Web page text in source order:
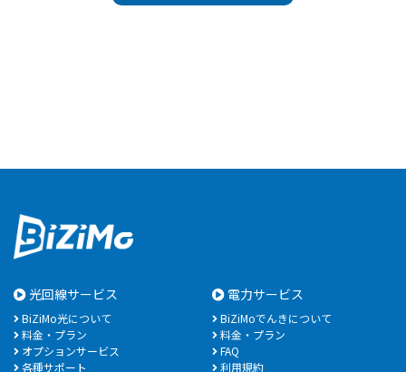
光回線サービス
BiZiMo光について
料金・プラン
オプションサービス
各種サポート
電力サービス
BiZiMoでんきについて
料金・プラン
FAQ
利用規約